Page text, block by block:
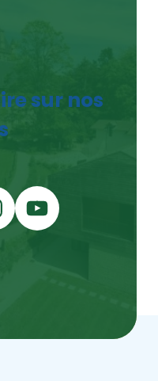
sur nos
YouTube